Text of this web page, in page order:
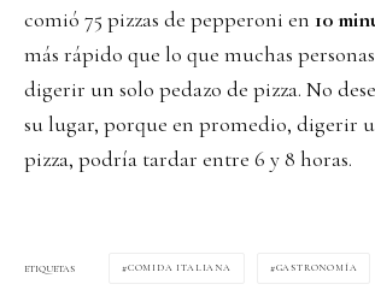
comió 75 pizzas de pepperoni en 10
más rápido que lo que muchas
digerir un solo pedazo de pizza. No
su lugar, porque en promedio, digerir
pizza, podría tardar entre 6 y 8 horas.
ETIQUETAS COMIDA ITALIANA GASTRONOMÍA